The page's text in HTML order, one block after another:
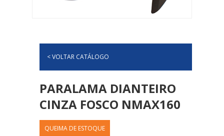
< VOLTAR CATÁLOGO
PARALAMA DIANTEIRO
CINZA FOSCO NMAX160
QUEIMA DE ESTOQUE